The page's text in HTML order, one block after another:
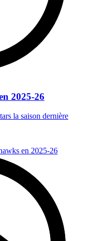
2025-26
la saison dernière